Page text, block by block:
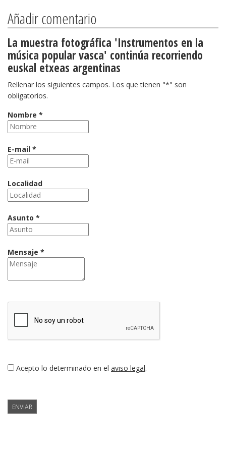
Añadir comentario
La muestra fotográfica 'Instrumentos en la
música popular vasca' continúa recorriendo
euskal etxeas argentinas
Rellenar los siguientes campos. Los que tienen "*" son
obligatorios.
Nombre *
E-mail *
Localidad
Asunto *
Mensaje *
Acepto lo determinado en el aviso legal.
ENVIAR